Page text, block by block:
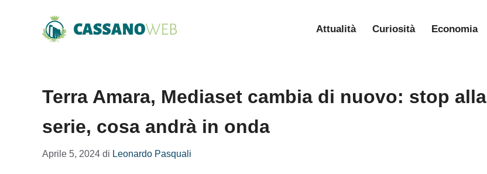
Attualità Curiosità Economia
Terra Amara, Mediaset cambia di nuovo: stop alla
serie, cosa andrà in onda
Aprile 5, 2024 di Leonardo Pasquali